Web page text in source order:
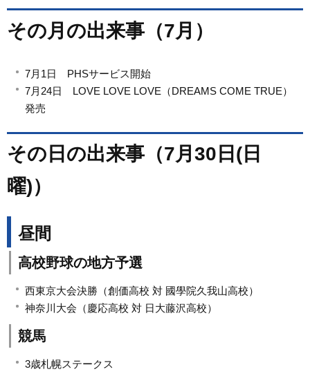
その月の出来事（7月）
7月1日 PHSサービス開始
7月24日 LOVE LOVE LOVE（DREAMS COME TRUE）
発売
その日の出来事（7月30日(日
曜)）
昼間
高校野球の地方予選
西東京大会決勝（創価高校 対 國學院久我山高校）
神奈川大会（慶応高校 対 日大藤沢高校）
競馬
3歳札幌ステークス